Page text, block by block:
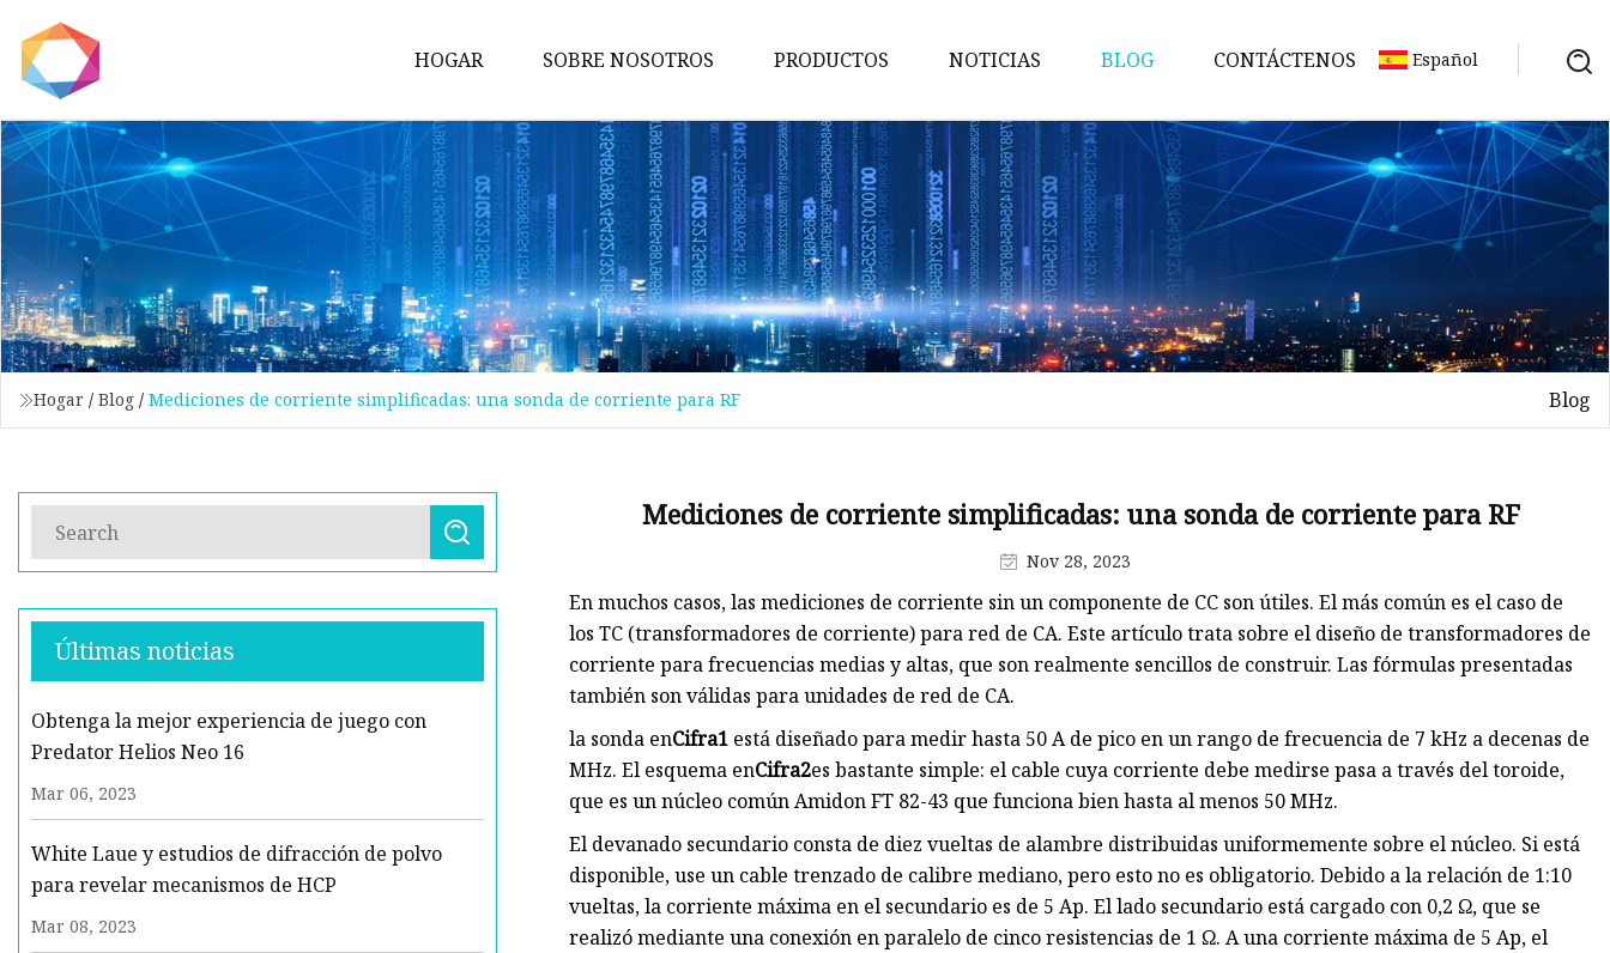
HOGAR SOBRE NOSOTROS PRODUCTOS
Bobina de inmersión
Bobina SMD
Núcleo magnético
bobinas
Transformador electrónico
Inductor
Núcleo de ferrita Ni-Zn
Transformador de conmutación
Transformador encapsulado
Núcleo de polvo de aleación
Núcleo de ferrita Mn-Zn
NOTICIAS BLOG CONTÁCTENOS Español
Hogar / Blog / Mediciones de corriente simplificadas: una sonda de corriente para RF Blog
Últimas noticias
Obtenga la mejor experiencia de juego con
Predator Helios Neo 16
Mar 06, 2023
White Laue y estudios de difracción de polvo
para revelar mecanismos de HCP
Mar 08, 2023
Mediciones de corriente simplificadas: una sonda de corriente para RF
Nov 28, 2023
En muchos casos, las mediciones de corriente sin un componente de CC son útiles. El más común es el caso de
los TC (transformadores de corriente) para red de CA. Este artículo trata sobre el diseño de transformadores de
corriente para frecuencias medias y altas, que son realmente sencillos de construir. Las fórmulas presentadas
también son válidas para unidades de red de CA.
la sonda enCifra1 está diseñado para medir hasta 50 A de pico en un rango de frecuencia de 7 kHz a decenas de
MHz. El esquema enCifra2es bastante simple: el cable cuya corriente debe medirse pasa a través del toroide,
que es un núcleo común Amidon FT 82-43 que funciona bien hasta al menos 50 MHz.
El devanado secundario consta de diez vueltas de alambre distribuidas uniformemente sobre el núcleo. Si está
disponible, use un cable trenzado de calibre mediano, pero esto no es obligatorio. Debido a la relación de 1:10
vueltas, la corriente máxima en el secundario es de 5 Ap. El lado secundario está cargado con 0,2 Ω, que se
realizó mediante una conexión en paralelo de cinco resistencias de 1 Ω. A una corriente máxima de 5 Ap, el